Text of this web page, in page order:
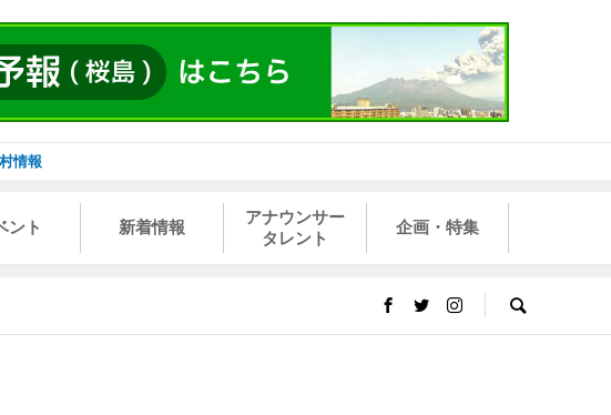
情報
ント 新着情報
アナウンサー
タレント
企画・特集